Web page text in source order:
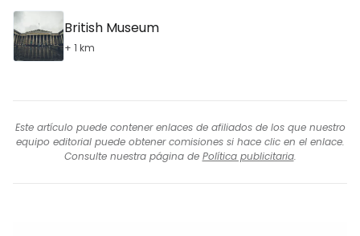
British Museum
+ 1 km
Este artículo puede contener enlaces de afiliados de los que nuestro
equipo editorial puede obtener comisiones si hace clic en el enlace.
Consulte nuestra página de Política publicitaria.